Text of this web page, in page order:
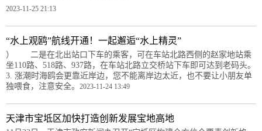
2023-11-25 21:13
“水上观鸥”航线开通！一起邂逅“水上精灵”
） 二是在北出站口下车的乘客，可在车站北路西侧的赵家地站乘
坐110路、518路、937路，在车站北路立交桥站下车即可达到老码头。
3. 涨潮时海鸥会更靠近岸边，您不能离岸边太近，也不要让小朋友单
独喂食，注意安全。 2023-11-24 13:49
天津市宝坻区加快打造创新发展宝地高地